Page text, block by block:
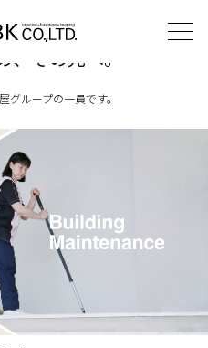
創造性で、
、その先へ。
グループの一員です。